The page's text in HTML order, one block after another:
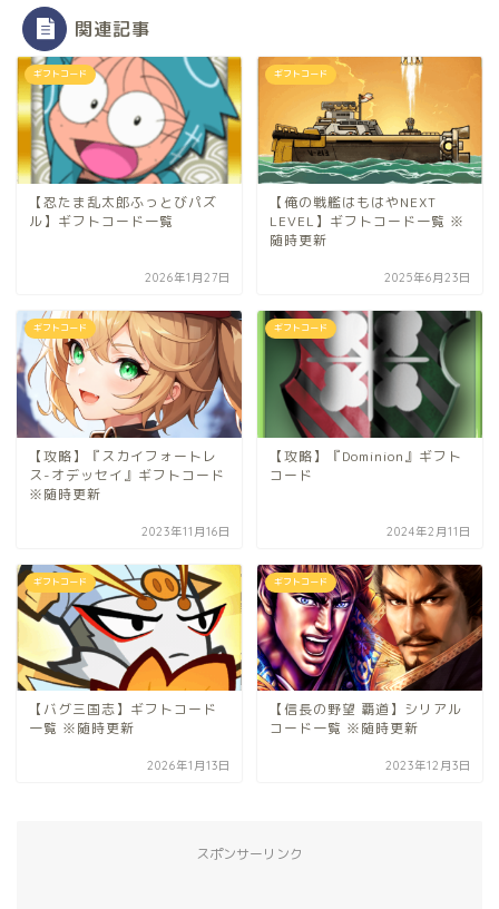
関連記事
ギフトコード
【忍たま乱太郎ふっとびパズ
ル】ギフトコード一覧
2026年1月27日
ギフトコード
【俺の戦艦はもはやNEXT
LEVEL】ギフトコード一覧 ※
随時更新
2025年6月23日
ギフトコード
【攻略】『スカイフォートレ
ス-オデッセイ』ギフトコード
※随時更新
2023年11月16日
ギフトコード
【攻略】『Dominion』ギフト
コード
2024年2月11日
ギフトコード
【バグ三国志】ギフトコード
一覧 ※随時更新
2026年1月13日
ギフトコード
【信長の野望 覇道】シリアル
コード一覧 ※随時更新
2023年12月3日
スポンサーリンク